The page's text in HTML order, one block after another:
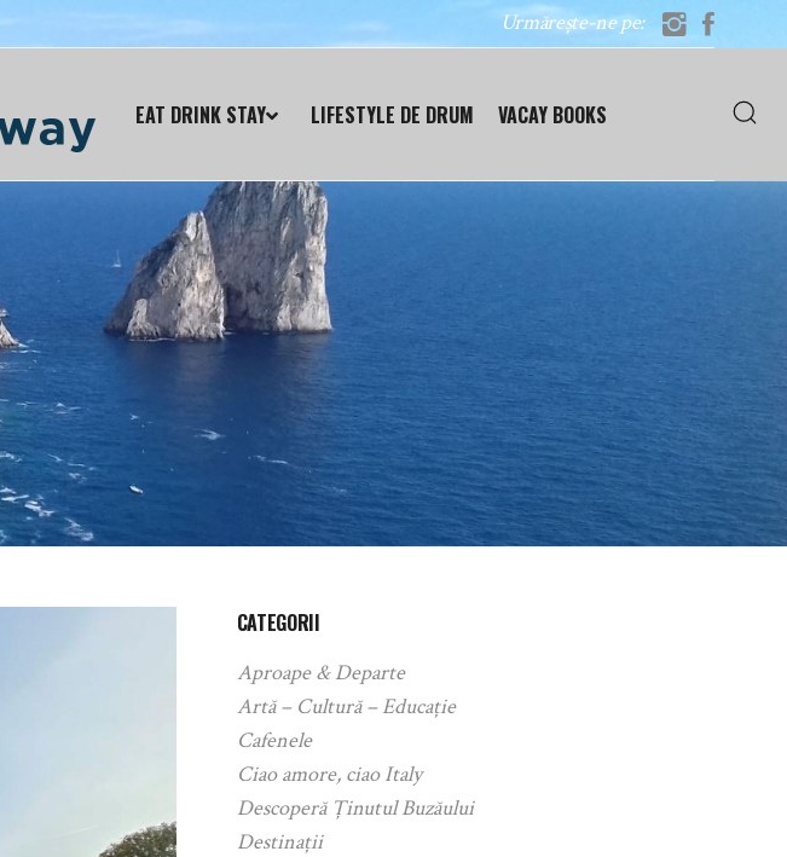
Urmărește-ne pe:
EAT DRINK STAY LIFESTYLE DE DRUM VACAY BOOKS
CATEGORII
Aproape & Departe
Artă – Cultură – Educație
Cafenele
Ciao amore, ciao Italy
Descoperă Ținutul Buzăului
Destinații